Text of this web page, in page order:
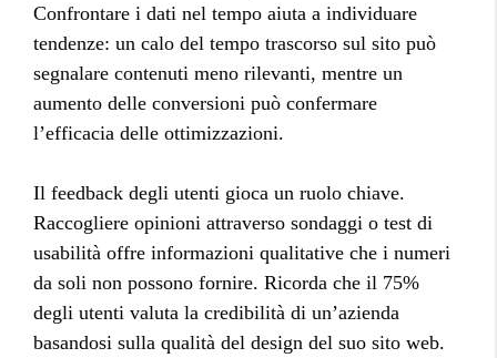
Confrontare i dati nel tempo aiuta a individuare
tendenze: un calo del tempo trascorso sul sito può
segnalare contenuti meno rilevanti, mentre un
aumento delle conversioni può confermare
l’efficacia delle ottimizzazioni.
Il feedback degli utenti gioca un ruolo chiave.
Raccogliere opinioni attraverso sondaggi o test di
usabilità offre informazioni qualitative che i numeri
da soli non possono fornire. Ricorda che il 75%
degli utenti valuta la credibilità di un’azienda
basandosi sulla qualità del design del suo sito web.